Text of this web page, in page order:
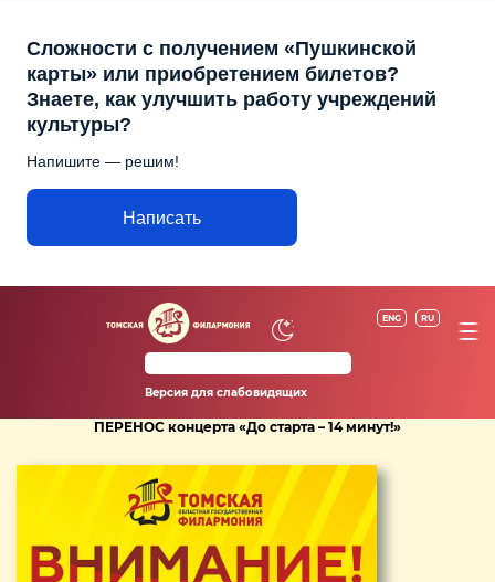
Сложности с получением «Пушкинской
карты» или приобретением билетов?
Знаете, как улучшить работу учреждений
культуры?
Напишите — решим!
Написать
ENG RU
Версия для слабовидящих
ПЕРЕНОС концерта «До старта – 14 минут!»